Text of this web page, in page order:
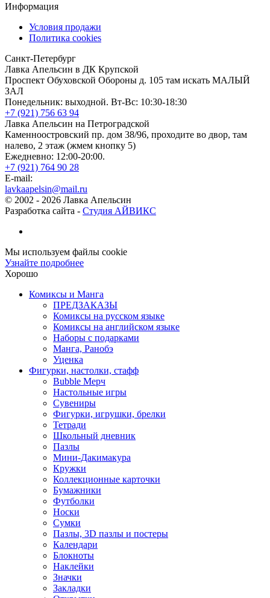
Информация
Условия продажи
Политика cookies
Санкт-Петербург
Лавка Апельсин в ДК Крупской
Проспект Обуховской Обороны д. 105 там искать МАЛЫЙ
ЗАЛ
Понедельник: выходной. Вт-Вс: 10:30-18:30
+7 (921) 756 63 94
Лавка Апельсин на Петроградской
Каменноостровский пр. дом 38/96, проходите во двор, там
налево, 2 этаж (жмем кнопку 5)
Ежедневно: 12:00-20:00.
+7 (921) 764 90 28
E-mail:
lavkaapelsin@mail.ru
© 2002 - 2026 Лавка Апельсин
Разработка сайта - Студия АЙВИКС
Мы используем файлы cookie
Узнайте подробнее
Хорошо
Комиксы и Манга
ПРЕДЗАКАЗЫ
Комиксы на русском языке
Комиксы на английском языке
Наборы с подарками
Манга, Ранобэ
Уценка
Фигурки, настолки, стафф
Bubble Мерч
Настольные игры
Сувениры
Фигурки, игрушки, брелки
Тетради
Школьный дневник
Пазлы
Мини-Дакимакура
Кружки
Коллекционные карточки
Бумажники
Футболки
Носки
Сумки
Пазлы, 3D пазлы и постеры
Календари
Блокноты
Наклейки
Значки
Закладки